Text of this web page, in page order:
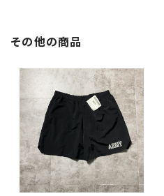
イロンジャケット
その他の商品